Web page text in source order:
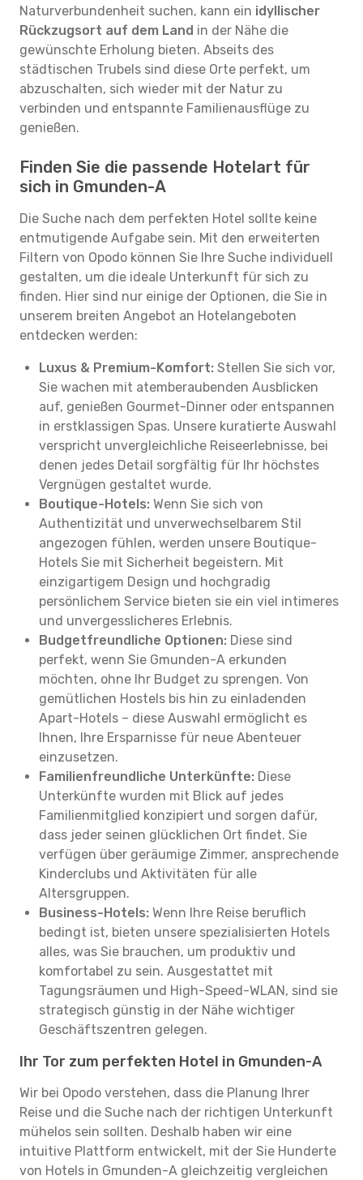
Naturverbundenheit suchen, kann ein idyllischer
Rückzugsort auf dem Land in der Nähe die
gewünschte Erholung bieten. Abseits des
städtischen Trubels sind diese Orte perfekt, um
abzuschalten, sich wieder mit der Natur zu
verbinden und entspannte Familienausflüge zu
genießen.
Finden Sie die passende Hotelart für
sich in Gmunden-A
Die Suche nach dem perfekten Hotel sollte keine
entmutigende Aufgabe sein. Mit den erweiterten
Filtern von Opodo können Sie Ihre Suche individuell
gestalten, um die ideale Unterkunft für sich zu
finden. Hier sind nur einige der Optionen, die Sie in
unserem breiten Angebot an Hotelangeboten
entdecken werden:
Luxus & Premium-Komfort: Stellen Sie sich vor,
Sie wachen mit atemberaubenden Ausblicken
auf, genießen Gourmet-Dinner oder entspannen
in erstklassigen Spas. Unsere kuratierte Auswahl
verspricht unvergleichliche Reiseerlebnisse, bei
denen jedes Detail sorgfältig für Ihr höchstes
Vergnügen gestaltet wurde.
Boutique-Hotels: Wenn Sie sich von
Authentizität und unverwechselbarem Stil
angezogen fühlen, werden unsere Boutique-
Hotels Sie mit Sicherheit begeistern. Mit
einzigartigem Design und hochgradig
persönlichem Service bieten sie ein viel intimeres
und unvergesslicheres Erlebnis.
Budgetfreundliche Optionen: Diese sind
perfekt, wenn Sie Gmunden-A erkunden
möchten, ohne Ihr Budget zu sprengen. Von
gemütlichen Hostels bis hin zu einladenden
Apart-Hotels – diese Auswahl ermöglicht es
Ihnen, Ihre Ersparnisse für neue Abenteuer
einzusetzen.
Familienfreundliche Unterkünfte: Diese
Unterkünfte wurden mit Blick auf jedes
Familienmitglied konzipiert und sorgen dafür,
dass jeder seinen glücklichen Ort findet. Sie
verfügen über geräumige Zimmer, ansprechende
Kinderclubs und Aktivitäten für alle
Altersgruppen.
Business-Hotels: Wenn Ihre Reise beruflich
bedingt ist, bieten unsere spezialisierten Hotels
alles, was Sie brauchen, um produktiv und
komfortabel zu sein. Ausgestattet mit
Tagungsräumen und High-Speed-WLAN, sind sie
strategisch günstig in der Nähe wichtiger
Geschäftszentren gelegen.
Ihr Tor zum perfekten Hotel in Gmunden-A
Wir bei Opodo verstehen, dass die Planung Ihrer
Reise und die Suche nach der richtigen Unterkunft
mühelos sein sollten. Deshalb haben wir eine
intuitive Plattform entwickelt, mit der Sie Hunderte
von Hotels in Gmunden-A gleichzeitig vergleichen